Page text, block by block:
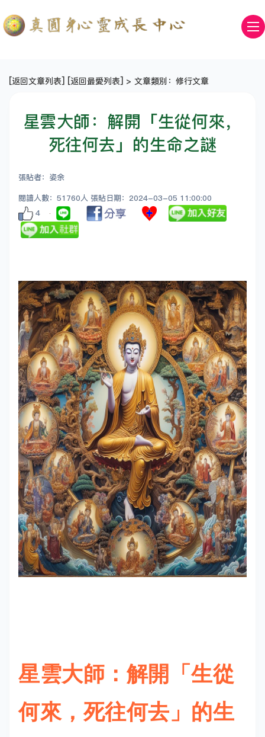
[返回文章列表] [返回最愛列表] > 文章類別：修行文章
星雲大師：解開「生從何來，
死往何去」的生命之謎
張貼者：姿余
閱讀人數：51760人 張貼日期：2024-03-05 11:00:00
4
星雲大師：解開「生從
何來，死往何去」的生